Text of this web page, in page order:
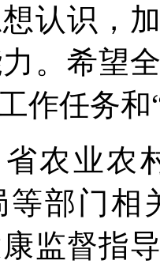
认识，
。希望
作任务
农业农
等部门相
监督指